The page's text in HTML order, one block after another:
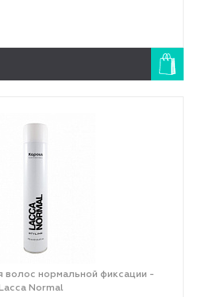
волос нормальной фиксации -
Normal